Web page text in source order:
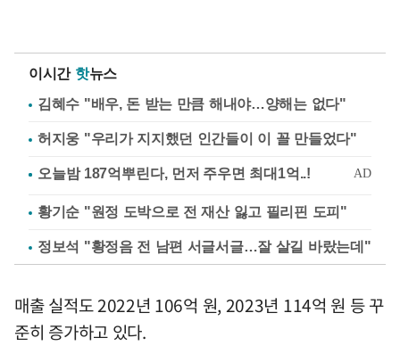
이시간 핫뉴스
김혜수 "배우, 돈 받는 만큼 해내야…양해는 없다"
허지웅 "우리가 지지했던 인간들이 이 꼴 만들었다"
황기순 "원정 도박으로 전 재산 잃고 필리핀 도피"
정보석 "황정음 전 남편 서글서글…잘 살길 바랐는데"
매출 실적도 2022년 106억 원, 2023년 114억 원 등 꾸
준히 증가하고 있다.